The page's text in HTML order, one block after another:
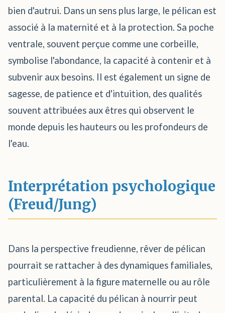
bien d'autrui. Dans un sens plus large, le pélican est
associé à la maternité et à la protection. Sa poche
ventrale, souvent perçue comme une corbeille,
symbolise l'abondance, la capacité à contenir et à
subvenir aux besoins. Il est également un signe de
sagesse, de patience et d'intuition, des qualités
souvent attribuées aux êtres qui observent le
monde depuis les hauteurs ou les profondeurs de
l'eau.
Interprétation psychologique
(Freud/Jung)
Dans la perspective freudienne, rêver de pélican
pourrait se rattacher à des dynamiques familiales,
particulièrement à la figure maternelle ou au rôle
parental. La capacité du pélican à nourrir peut